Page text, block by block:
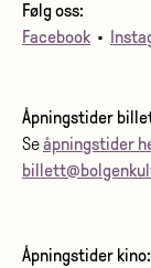
Følg oss:
Facebook •
Åpningstider
Seåpningstider
Åpningstider kino: